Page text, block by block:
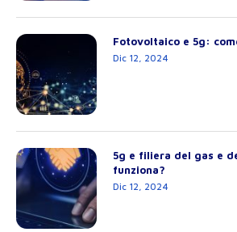
Fotovoltaico e 5g:
Dic 12, 2024
5g e filiera del gas e
funziona?
Dic 12, 2024